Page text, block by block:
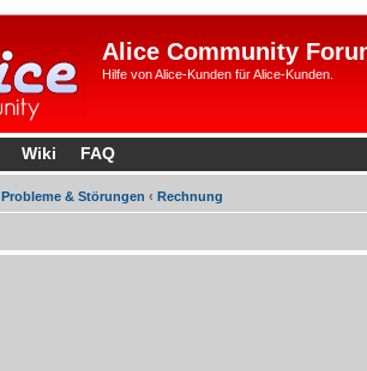
Alice Community
Hilfe von Alice-Kunden für Alice-Kunden.
Wiki FAQ
Probleme & Störungen ‹ Rechnung